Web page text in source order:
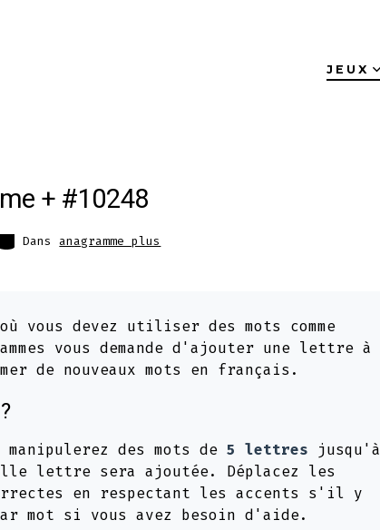
JEUX
+ #10248
Dans anagramme plus
où vous devez utiliser des mots comme
vous demande d'ajouter une lettre à
de nouveaux mots en français.
manipulerez des mots de 5 lettres jusqu'à
lettre sera ajoutée. Déplacez les
en respectant les accents s'il y
mot si vous avez besoin d'aide.